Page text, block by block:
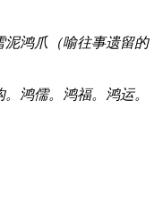
泥鸿爪（喻往事遗留的
鸿儒。鸿福。鸿运。